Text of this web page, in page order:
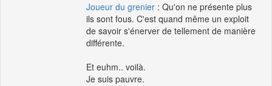
Joueur du grenier : Qu'on ne présente plus 
ils sont fous. C'est quand même un exploit
de savoir s'énerver de tellement de manière
différente.
Et euhm.. voilà.
Je suis pauvre.